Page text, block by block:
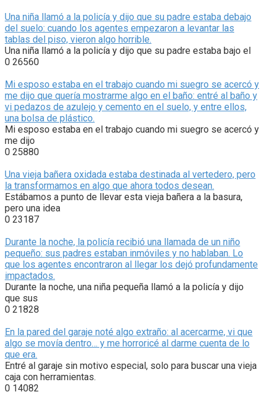
Una niña llamó a la policía y dijo que su padre estaba debajo
del suelo: cuando los agentes empezaron a levantar las
tablas del piso, vieron algo horrible.
Una niña llamó a la policía y dijo que su padre estaba bajo el
0 26560
Mi esposo estaba en el trabajo cuando mi suegro se acercó y
me dijo que quería mostrarme algo en el baño: entré al baño y
vi pedazos de azulejo y cemento en el suelo, y entre ellos,
una bolsa de plástico.
Mi esposo estaba en el trabajo cuando mi suegro se acercó y
me dijo
0 25880
Una vieja bañera oxidada estaba destinada al vertedero, pero
la transformamos en algo que ahora todos desean.
Estábamos a punto de llevar esta vieja bañera a la basura,
pero una idea
0 23187
Durante la noche, la policía recibió una llamada de un niño
pequeño: sus padres estaban inmóviles y no hablaban. Lo
que los agentes encontraron al llegar los dejó profundamente
impactados.
Durante la noche, una niña pequeña llamó a la policía y dijo
que sus
0 21828
En la pared del garaje noté algo extraño: al acercarme, vi que
algo se movía dentro… y me horroricé al darme cuenta de lo
que era.
Entré al garaje sin motivo especial, solo para buscar una vieja
caja con herramientas.
0 14082